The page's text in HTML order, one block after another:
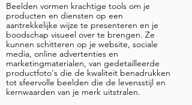
Beelden vormen krachtige tools om je
producten en diensten op een
aantrekkelijke wijze te presenteren en je
boodschap visueel over te brengen. Ze
kunnen schitteren op je website, sociale
media, online advertenties en
marketingmaterialen, van gedetailleerde
productfoto's die de kwaliteit benadrukken
tot sfeervolle beelden die de levensstijl en
kernwaarden van je merk uitstralen.